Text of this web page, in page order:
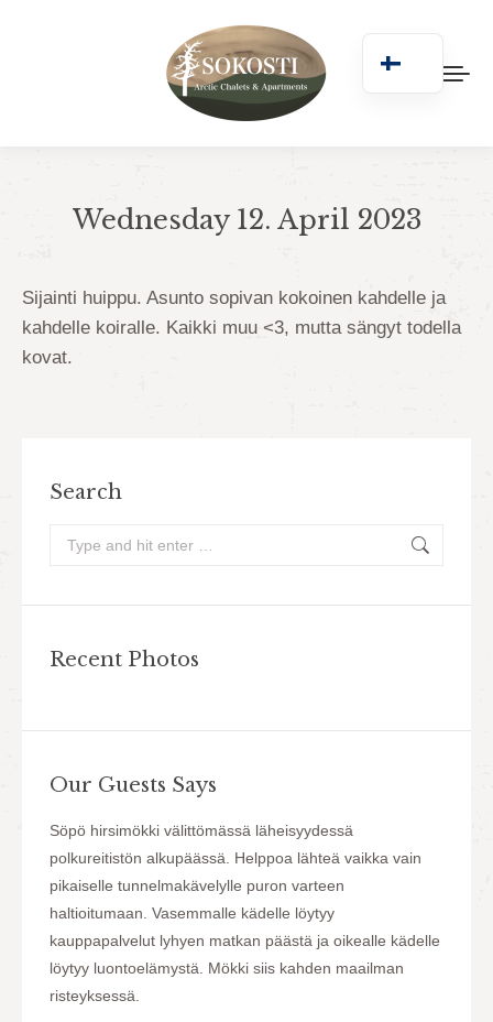
Wednesday 12. April 2023
Sijainti huippu. Asunto sopivan kokoinen kahdelle ja
kahdelle koiralle. Kaikki muu <3, mutta sängyt todella
kovat.
Search
Search:
Recent Photos
Our Guests Says
Söpö hirsimökki välittömässä läheisyydessä
polkureitistön alkupäässä. Helppoa lähteä vaikka vain
pikaiselle tunnelmakävelylle puron varteen
haltioitumaan. Vasemmalle kädelle löytyy
kauppapalvelut lyhyen matkan päästä ja oikealle kädelle
löytyy luontoelämystä. Mökki siis kahden maailman
risteyksessä.